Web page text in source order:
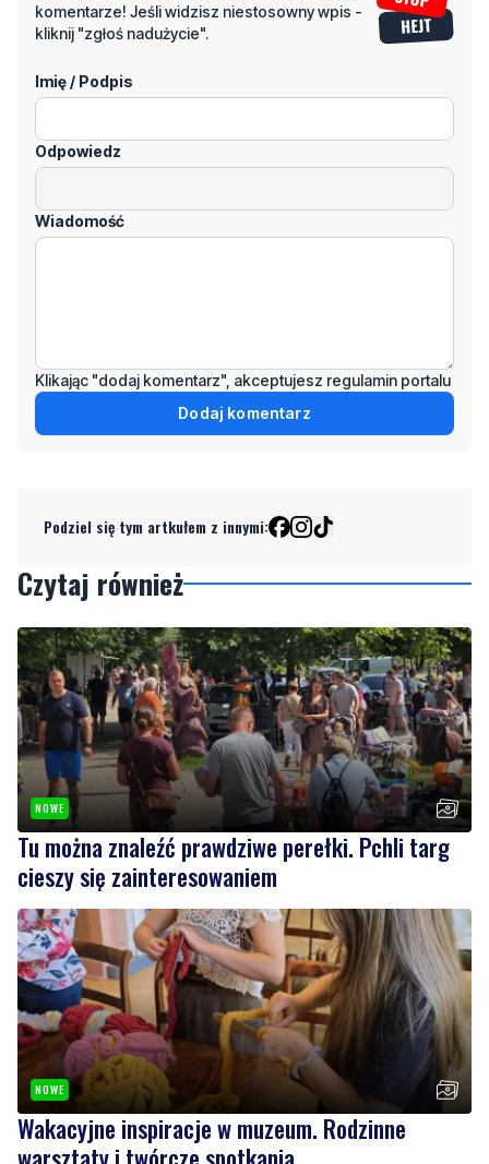
komentarze! Jeśli widzisz niestosowny wpis -
kliknij "zgłoś nadużycie".
Imię / Podpis
Odpowiedz
Wiadomość
Klikając "dodaj komentarz", akceptujesz regulamin portalu
Dodaj komentarz
Podziel się tym artkułem z innymi:
Czytaj również
NOWE
Tu można znaleźć prawdziwe perełki. Pchli targ
cieszy się zainteresowaniem
NOWE
Wakacyjne inspiracje w muzeum. Rodzinne